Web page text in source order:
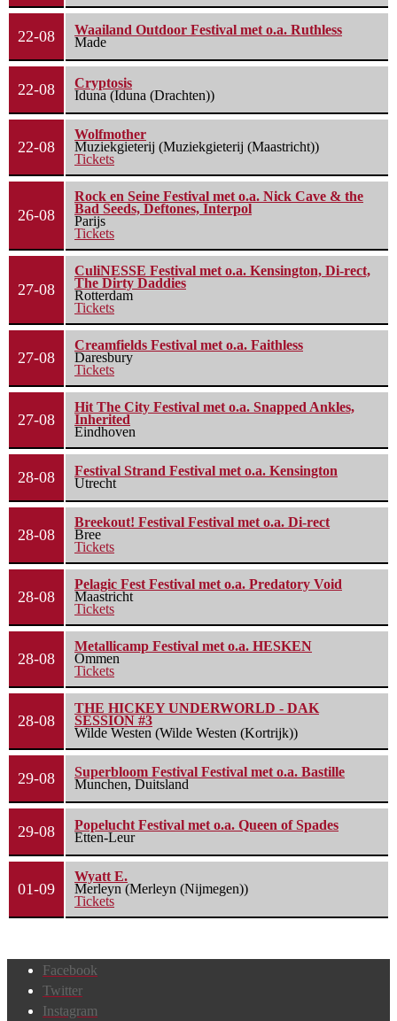
22-08
Waailand Outdoor Festival met o.a. Ruthless
Made
22-08
Cryptosis
Iduna (Iduna (Drachten))
22-08
Wolfmother
Muziekgieterij (Muziekgieterij (Maastricht))
Tickets
26-08
Rock en Seine Festival met o.a. Nick Cave & the
Bad Seeds, Deftones, Interpol
Parijs
Tickets
27-08
CuliNESSE Festival met o.a. Kensington, Di-rect,
The Dirty Daddies
Rotterdam
Tickets
27-08
Creamfields Festival met o.a. Faithless
Daresbury
Tickets
27-08
Hit The City Festival met o.a. Snapped Ankles,
Inherited
Eindhoven
28-08
Festival Strand Festival met o.a. Kensington
Utrecht
28-08
Breekout! Festival Festival met o.a. Di-rect
Bree
Tickets
28-08
Pelagic Fest Festival met o.a. Predatory Void
Maastricht
Tickets
28-08
Metallicamp Festival met o.a. HESKEN
Ommen
Tickets
28-08
THE HICKEY UNDERWORLD - DAK
SESSION #3
Wilde Westen (Wilde Westen (Kortrijk))
29-08
Superbloom Festival Festival met o.a. Bastille
Munchen, Duitsland
29-08
Popelucht Festival met o.a. Queen of Spades
Etten-Leur
01-09
Wyatt E.
Merleyn (Merleyn (Nijmegen))
Tickets
Facebook
Twitter
Instagram